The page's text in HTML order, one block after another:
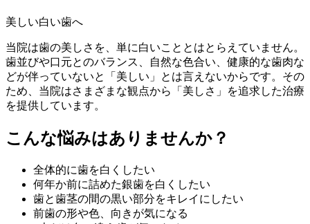
美しい白い歯へ
当院は歯の美しさを、単に白いこととはとらえていません。
歯並びや口元とのバランス、自然な色合い、健康的な歯肉な
どが伴っていないと「美しい」とは言えないからです。その
ため、当院はさまざまな観点から「美しさ」を追求した治療
を提供しています。
こんな悩みはありませんか？
全体的に歯を白くしたい
何年か前に詰めた銀歯を白くしたい
歯と歯茎の間の黒い部分をキレイにしたい
前歯の形や色、向きが気になる